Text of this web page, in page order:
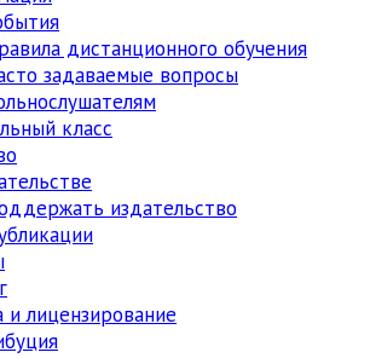
дистанционного обучения
задаваемые вопросы
класс
издательство
лицензирование